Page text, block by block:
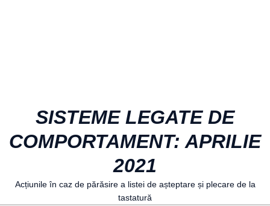
SISTEME LEGATE DE
COMPORTAMENT: APRILIE
2021
Acțiunile în caz de părăsire a listei de așteptare și plecare de la
tastatură